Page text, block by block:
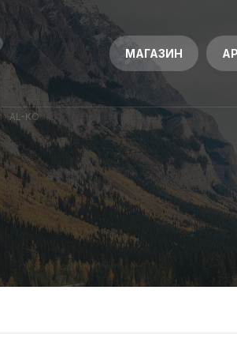
МАГАЗИН
AL-KO